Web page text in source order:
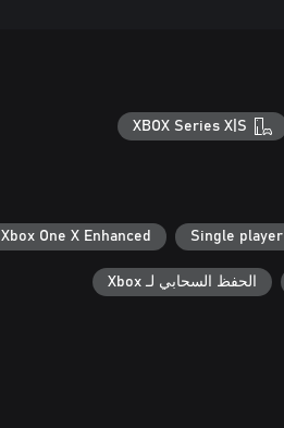
XBOX Series X|S
Single player
Xbox One X Enhanced
الحفظ السحابي لـ Xbox